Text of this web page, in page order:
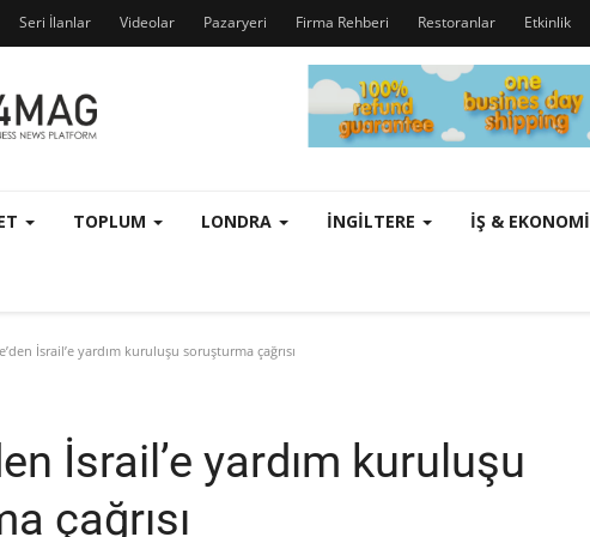
Seri İlanlar Videolar Pazaryeri Firma Rehberi Restoranlar Etkinlik
TOPLUM LONDRA İNGILTERE İŞ & EKONOMI
İsrail’e yardım kuruluşu soruşturma çağrısı
İsrail’e yardım kuruluşu
çağrısı